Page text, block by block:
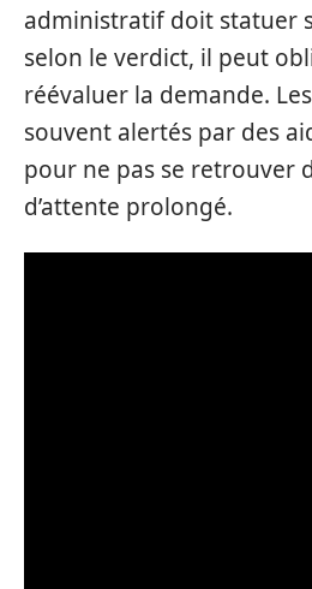
administratif doit statuer
selon le verdict, il peut
réévaluer la demande.
souvent alertés par des
pour ne pas se retrouver
d’attente prolongé.